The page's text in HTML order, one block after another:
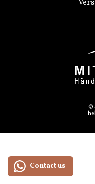
©
Contact us